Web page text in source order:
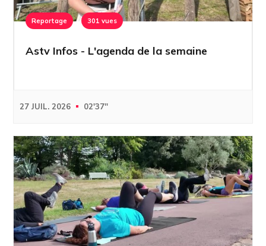
Reportage 301 vues
Astv Infos - L'agenda de la semaine
27 JUIL. 2026 02'37''